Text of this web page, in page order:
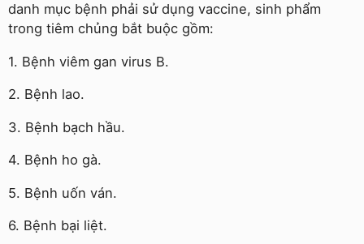
danh mục bệnh phải sử dụng vaccine, sinh phẩm
trong tiêm chủng bắt buộc gồm:
1. Bệnh viêm gan virus B.
2. Bệnh lao.
3. Bệnh bạch hầu.
4. Bệnh ho gà.
5. Bệnh uốn ván.
6. Bệnh bại liệt.